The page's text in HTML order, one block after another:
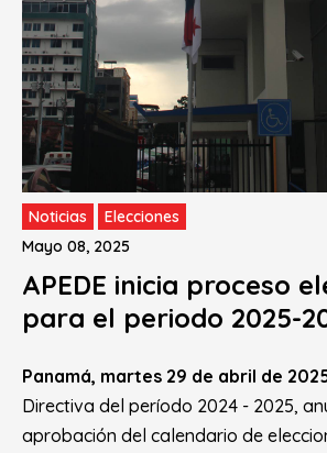
Noticias
Elecciones
Mayo 08, 2025
APEDE inicia proceso
para el periodo 2025-
Panamá, martes 29 de abril de
Directiva del período 2024 - 2025,
aprobación del calendario de